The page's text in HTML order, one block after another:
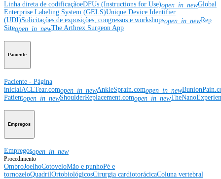
Linha direta de codificaçãoeDFUs (Instructions for Use)open_in_newGlobal
Enterprise Labeling System (GELS)Unique Device Identifier
(UDI)Solicitações de exposições, congressos e workshopsopen_in_newRep
Siteopen_in_newThe Arthrex Surgeon App
Paciente
Paciente - Página
inicialACLTear.comopen_in_newAnkleSprain.comopen_in_new
Patientopen_in_newShoulderReplacement.comopen_in_new
Empregos
Empregosopen_in_new
Procedimento
OmbroJoelhoCotoveloMão e punhoPé e
tornozeloQuadrilOrtobiológicosCirurgia cardiotorácicaColuna vertebral